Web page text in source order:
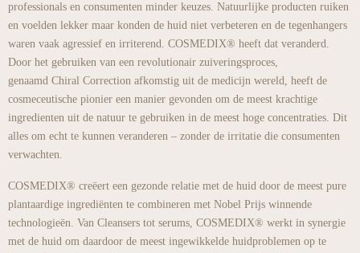
professionals en consumenten minder keuzes. Natuurlijke producten ruiken
en voelden lekker maar konden de huid niet verbeteren en de tegenhangers
waren vaak agressief en irriterend. COSMEDIX® heeft dat veranderd.
Door het gebruiken van een revolutionair zuiveringsproces,
genaamd Chiral Correction afkomstig uit de medicijn wereld, heeft de
cosmeceutische pionier een manier gevonden om de meest krachtige
ingredienten uit de natuur te gebruiken in de meest hoge concentraties. Dit
alles om echt te kunnen veranderen – zonder de irritatie die consumenten
verwachten.
COSMEDIX® creëert een gezonde relatie met de huid door de meest pure
plantaardige ingrediënten te combineren met Nobel Prijs winnende
technologieën. Van Cleansers tot serums, COSMEDIX® werkt in synergie
met de huid om daardoor de meest ingewikkelde huidproblemen op te